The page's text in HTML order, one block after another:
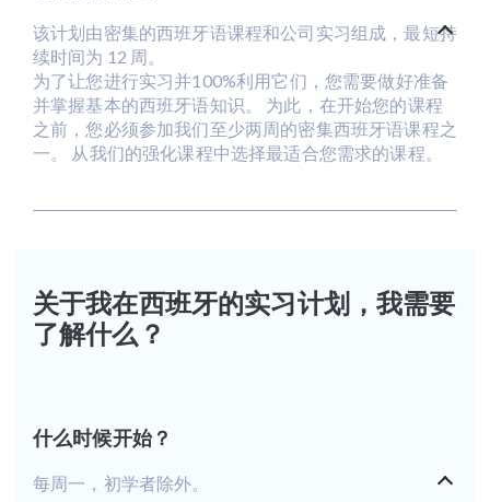
该计划由密集的西班牙语课程和公司实习组成，最短持
续时间为 12 周。
为了让您进行实习并100%利用它们，您需要做好准备
并掌握基本的西班牙语知识。 为此，在开始您的课程
之前，您必须参加我们至少两周的密集西班牙语课程之
一。 从我们的强化课程中选择最适合您需求的课程。
关于我在西班牙的实习计划，我需要
了解什么？
什么时候开始？
每周一，初学者除外。